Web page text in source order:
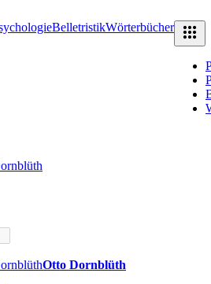
BelletristikWörterbücher
Otto Dornblüth